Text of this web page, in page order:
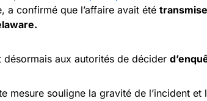
a confirmé que l’affaire avait été
désormais aux autorités de décider
mesure souligne la gravité de l’incident et